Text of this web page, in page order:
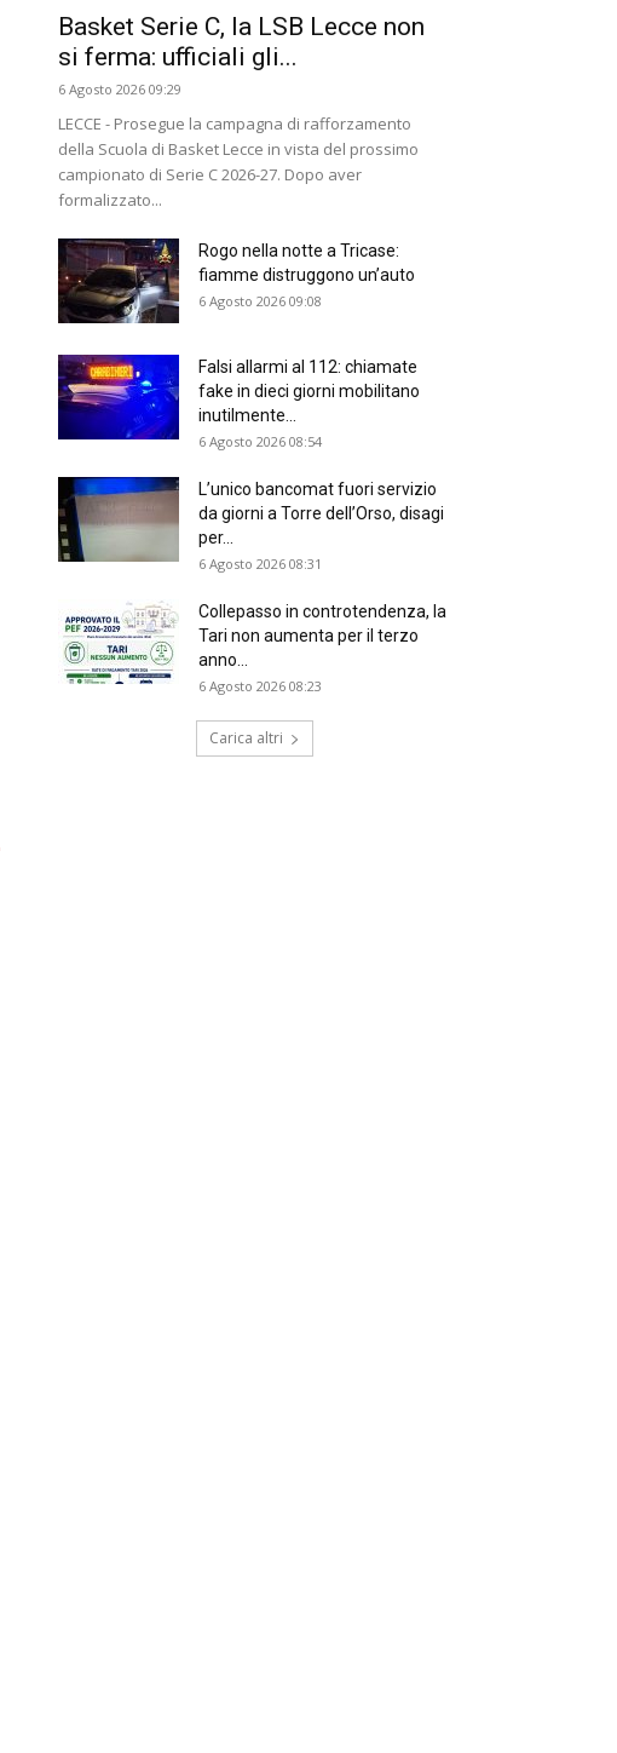
Basket Serie C, la LSB Lecce non
si ferma: ufficiali gli...
6 Agosto 2026 09:29
LECCE - Prosegue la campagna di rafforzamento
della Scuola di Basket Lecce in vista del prossimo
campionato di Serie C 2026-27. Dopo aver
formalizzato...
Rogo nella notte a Tricase:
fiamme distruggono un’auto
6 Agosto 2026 09:08
Falsi allarmi al 112: chiamate
fake in dieci giorni mobilitano
inutilmente...
6 Agosto 2026 08:54
L’unico bancomat fuori servizio
da giorni a Torre dell’Orso, disagi
per...
6 Agosto 2026 08:31
Collepasso in controtendenza, la
Tari non aumenta per il terzo
anno...
6 Agosto 2026 08:23
Carica altri